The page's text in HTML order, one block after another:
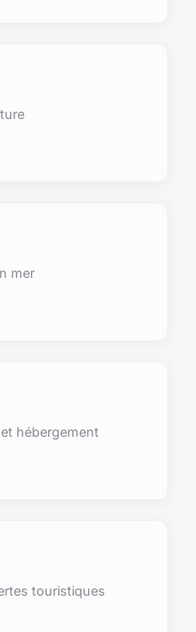
mer
hébergement
touristiques